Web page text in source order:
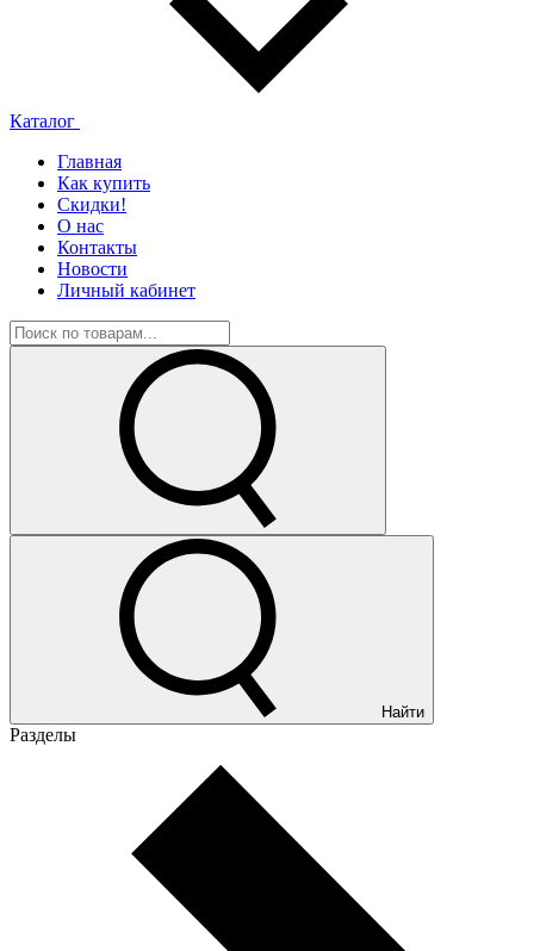
Каталог
Главная
Как купить
Скидки!
О нас
Контакты
Новости
Личный кабинет
Найти
Разделы